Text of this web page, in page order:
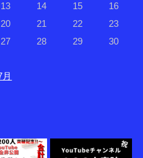
13 14 15
16
20 21 22
23
27 28 29
30